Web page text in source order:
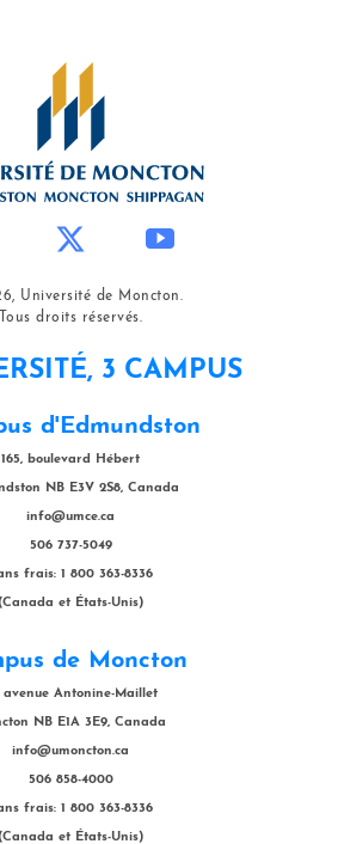
Université de Moncton.
Tous droits réservés.
3 CAMPUS
d'Edmundston
165, boulevard Hébert
NB E3V 2S8, Canada
info@umce.ca
506 737-5049
frais: 1 800 363-8336
et États-Unis)
de Moncton
avenue Antonine-Maillet
NB E1A 3E9, Canada
info@umoncton.ca
506 858-4000
frais: 1 800 363-8336
et États-Unis)